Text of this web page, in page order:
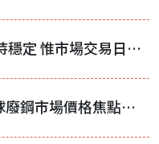
保加利亞長材價格維持穩定 惟市場交易日益沉寂
Arihant Singhi：全球廢鋼市場價格焦點已轉向鋼鐵需求與物流因素